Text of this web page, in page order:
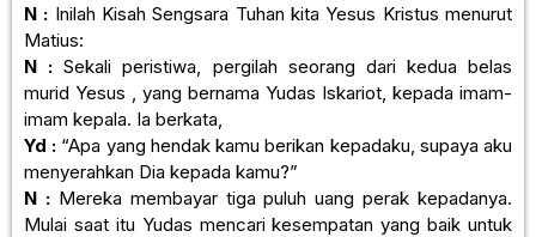
N : Inilah Kisah Sengsara Tuhan kita Yesus Kristus menurut
Matius:
N : Sekali peristiwa, pergilah seorang dari kedua belas
murid Yesus , yang bernama Yudas Iskariot, kepada imam-
imam kepala. Ia berkata,
Yd : “Apa yang hendak kamu berikan kepadaku, supaya aku
menyerahkan Dia kepada kamu?”
N :Mereka membayar tiga puluh uang perak kepadanya.
Mulai saat itu Yudas mencari kesempatan yang baik untuk